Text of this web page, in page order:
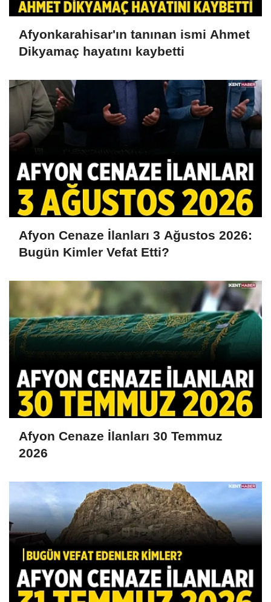
Afyonkarahisar'ın tanınan ismi Ahmet
Dikyamaç hayatını kaybetti
Afyon Cenaze İlanları 3 Ağustos 2026:
Bugün Kimler Vefat Etti?
Afyon Cenaze İlanları 30 Temmuz
2026